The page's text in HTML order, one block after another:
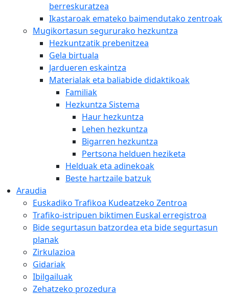
berreskuratzea
Ikastaroak emateko baimendutako zentroak
Mugikortasun segururako hezkuntza
Hezkuntzatik prebenitzea
Gela birtuala
Jardueren eskaintza
Materialak eta baliabide didaktikoak
Familiak
Hezkuntza Sistema
Haur hezkuntza
Lehen hezkuntza
Bigarren hezkuntza
Pertsona helduen heziketa
Helduak eta adinekoak
Beste hartzaile batzuk
Araudia
Euskadiko Trafikoa Kudeatzeko Zentroa
Trafiko-istripuen biktimen Euskal erregistroa
Bide segurtasun batzordea eta bide segurtasun
planak
Zirkulazioa
Gidariak
Ibilgailuak
Zehatzeko prozedura